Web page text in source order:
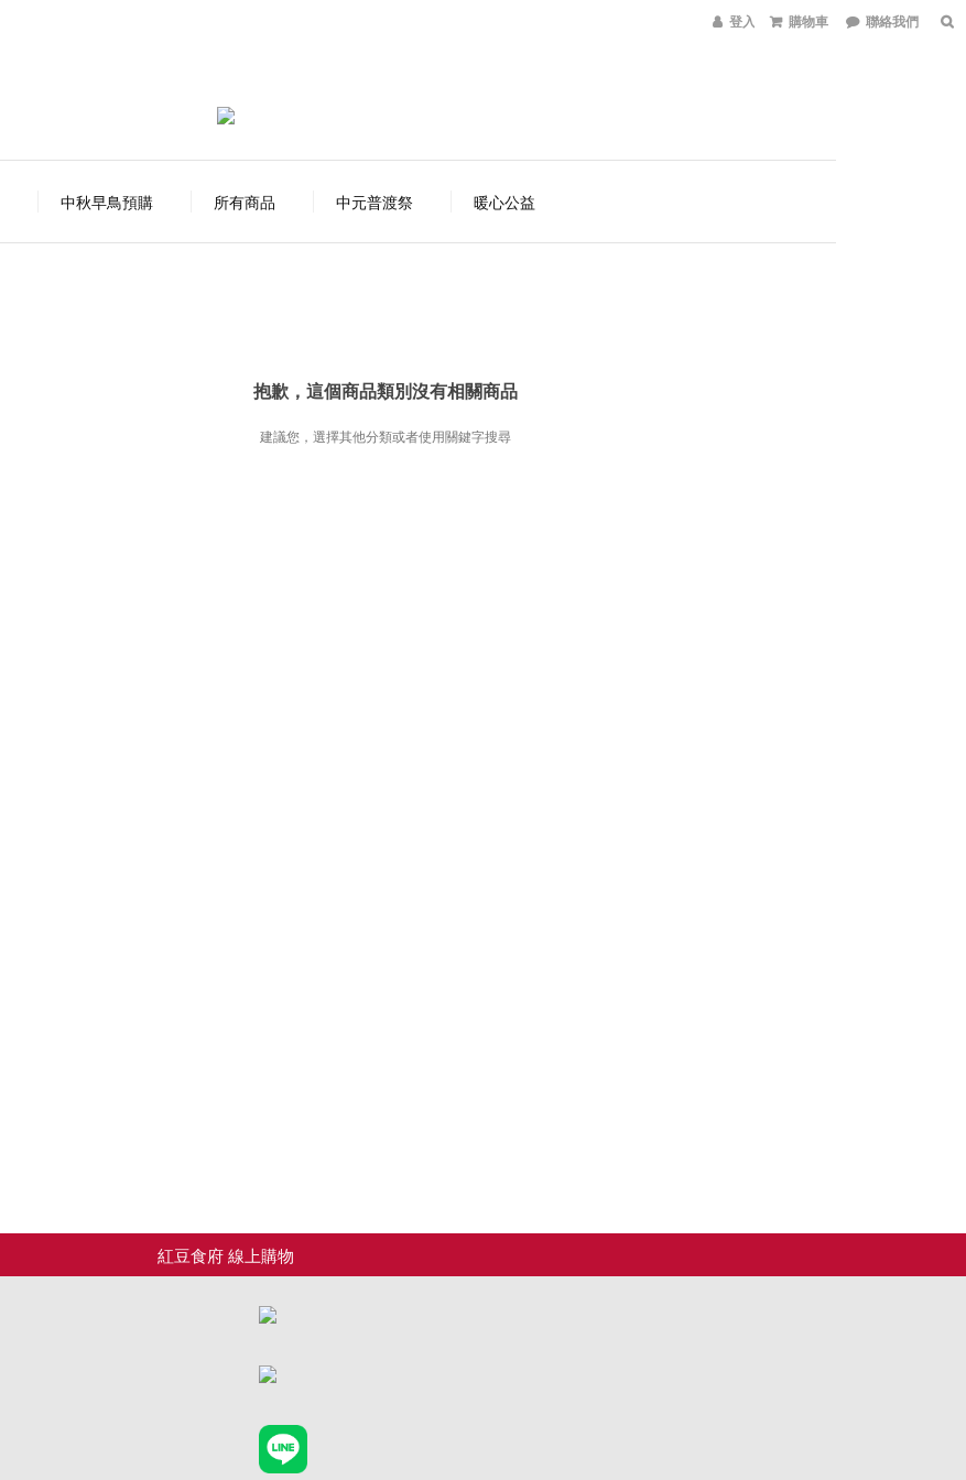
登入會員 購物車 聯絡我們
中秋早鳥預購 所有商品 中元普渡祭 暖心公益
抱歉，這個商品類別沒有相關商品
建議您，選擇其他分類或者使用關鍵字搜尋